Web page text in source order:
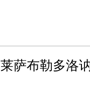
莱萨布勒多洛